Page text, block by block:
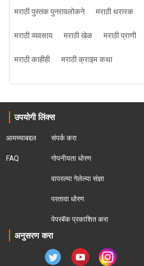
मराठी पुस्तक पुनरावलोकने
मराठी थरारक
मराठी व्यवसाय
मराठी खेळ मराठी प्राणी
मराठी काहीही
मराठी क्राइम कथा
उपयोगी लिंक्स
आमच्याबद्दल
FAQ
संपर्क करा
गोपनीयता धोरण
वापरल्या गेलेल्या संज्ञा
परतावा धोरण
पेपरबॅक प्रकाशित करा
अनुसरण करा